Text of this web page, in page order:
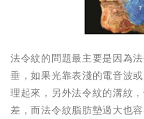
法令紋的問題最主要是因為
垂，如果光靠表淺的電音波
理起來，另外法令紋的溝紋
差，而法令紋脂肪墊過大也